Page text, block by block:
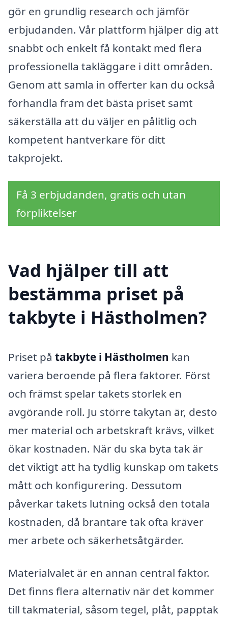
gör en grundlig research och jämför
erbjudanden. Vår plattform hjälper dig att
snabbt och enkelt få kontakt med flera
professionella takläggare i ditt områden.
Genom att samla in offerter kan du också
förhandla fram det bästa priset samt
säkerställa att du väljer en pålitlig och
kompetent hantverkare för ditt
takprojekt.
Få 3 erbjudanden, gratis och utan
förpliktelser
Vad hjälper till att
bestämma priset på
takbyte i Hästholmen?
Priset på takbyte i Hästholmen kan
variera beroende på flera faktorer. Först
och främst spelar takets storlek en
avgörande roll. Ju större takytan är, desto
mer material och arbetskraft krävs, vilket
ökar kostnaden. När du ska byta tak är
det viktigt att ha tydlig kunskap om takets
mått och konfigurering. Dessutom
påverkar takets lutning också den totala
kostnaden, då brantare tak ofta kräver
mer arbete och säkerhetsåtgärder.
Materialvalet är en annan central faktor.
Det finns flera alternativ när det kommer
till takmaterial, såsom tegel, plåt, papptak